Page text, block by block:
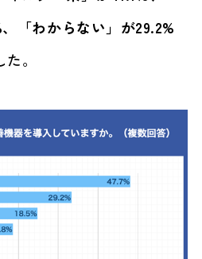
、「わからない」が29.2%
。